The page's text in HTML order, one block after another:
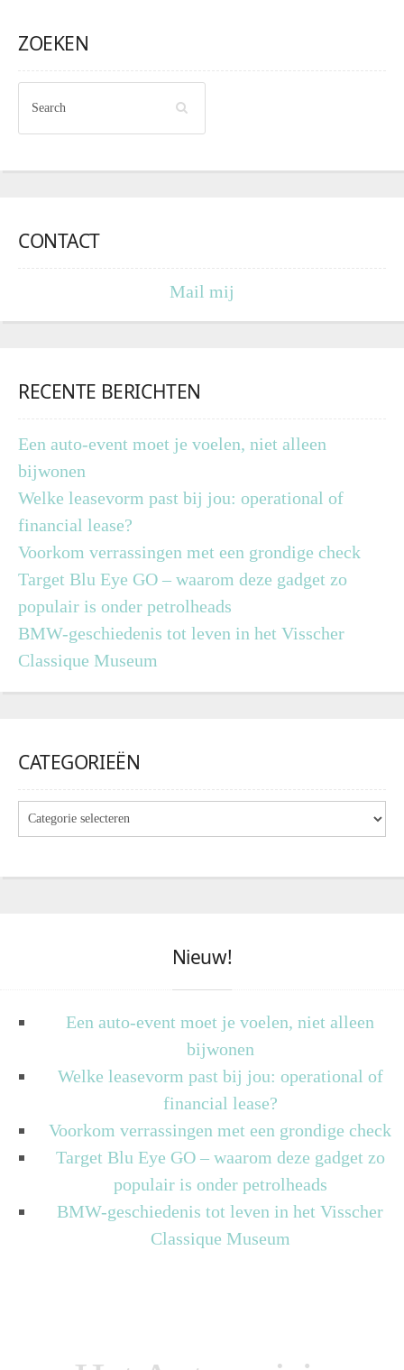
ZOEKEN
CONTACT
Mail mij
RECENTE BERICHTEN
Een auto-event moet je voelen, niet alleen
bijwonen
Welke leasevorm past bij jou: operational of
financial lease?
Voorkom verrassingen met een grondige check
Target Blu Eye GO – waarom deze gadget zo
populair is onder petrolheads
BMW-geschiedenis tot leven in het Visscher
Classique Museum
CATEGORIEËN
Nieuw!
Een auto-event moet je voelen, niet alleen
bijwonen
Welke leasevorm past bij jou: operational of
financial lease?
Voorkom verrassingen met een grondige check
Target Blu Eye GO – waarom deze gadget zo
populair is onder petrolheads
BMW-geschiedenis tot leven in het Visscher
Classique Museum